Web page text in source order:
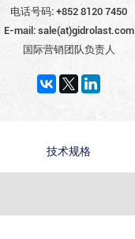
电话号码:+852 8120 7450
E-mail:sale(at)gidrolast.com
国际营销团队负责人
技术规格